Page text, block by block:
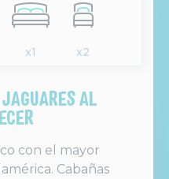
x1 x2
AL
con el mayor
Cabañas